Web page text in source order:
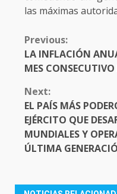
las máximas
CONTINUE
READING
Previous:
LA INFLACIÓN
MES
Next:
EL PAÍS MÁS
EJÉRCITO QUE
MUNDIALES Y
ÚLTIMA